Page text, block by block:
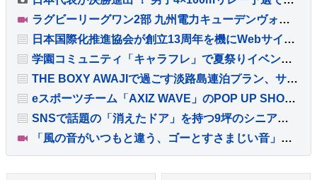
ラグビーリーグワン2部 九州電力キューデンヴォルテクス 重度の熱中症でサイモニ・ヴニランギ選手が死亡と発表
日本国際化推進協会が創立13周年を機にWebサイトを全面リニューアル
学園コミュニティ「キャラフレ」で夏祭りイベント開催
THE BOXY AWAJIで過ごす淡路島連泊プラン、サウナやプールを時間を気にせず満喫
eスポーツチーム「AXIZ WAVE」のPOP UP SHOPがSHIBUYA TSUTAYAに登場
SNSで話題の「消えたドア」を持つ9坪のシニア向けバリアフリー住宅
「風の音がいつもと違う、ゴーとすさまじい音」長野市で突風被害 屋根飛ばされ住宅損壊 最大瞬間風速19.9メートル記録